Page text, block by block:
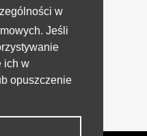
w
Jeśli
ich w
opuszczenie